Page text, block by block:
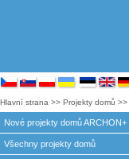
Hlavní strana >> Projekty domů >>
Nové projekty domů ARCHON+
Všechny projekty domů